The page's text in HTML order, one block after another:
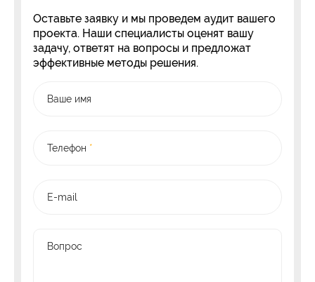
Оставьте заявку и мы проведем аудит вашего
проекта. Наши специалисты оценят вашу
задачу, ответят на вопросы и предложат
эффективные методы решения.
Ваше имя
Телефон *
E-mail
Вопрос